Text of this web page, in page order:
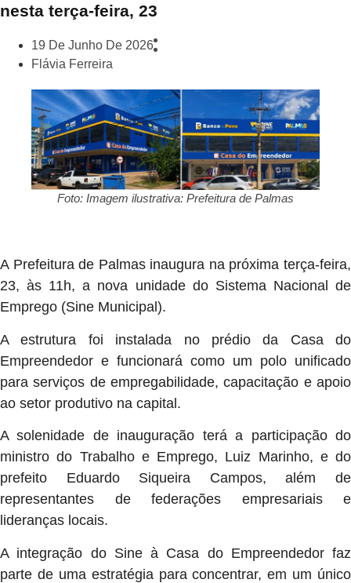
nesta terça-feira, 23
19 De Junho De 2026
Flávia Ferreira
Foto: Imagem ilustrativa: Prefeitura de Palmas
A Prefeitura de Palmas inaugura na próxima terça-feira,
23, às 11h, a nova unidade do Sistema Nacional de
Emprego (Sine Municipal).
A estrutura foi instalada no prédio da Casa do
Empreendedor e funcionará como um polo unificado
para serviços de empregabilidade, capacitação e apoio
ao setor produtivo na capital.
A solenidade de inauguração terá a participação do
ministro do Trabalho e Emprego, Luiz Marinho, e do
prefeito Eduardo Siqueira Campos, além de
representantes de federações empresariais e
lideranças locais.
A integração do Sine à Casa do Empreendedor faz
parte de uma estratégia para concentrar, em um único